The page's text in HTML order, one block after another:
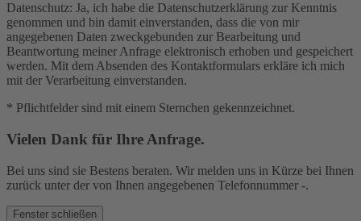
Datenschutz: Ja, ich habe die Datenschutzerklärung zur Kenntnis
genommen und bin damit einverstanden, dass die von mir
angegebenen Daten zweckgebunden zur Bearbeitung und
Beantwortung meiner Anfrage elektronisch erhoben und gespeichert
werden. Mit dem Absenden des Kontaktformulars erkläre ich mich
mit der Verarbeitung einverstanden.
* Pflichtfelder sind mit einem Sternchen gekennzeichnet.
Vielen Dank für Ihre Anfrage.
Bei uns sind sie Bestens beraten. Wir melden uns in Kürze bei Ihnen
zurück unter der von Ihnen angegebenen Telefonnummer -.
Fenster schließen